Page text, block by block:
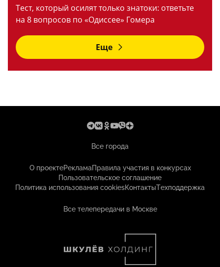
Тест, который осилят только знатоки: ответьте
на 8 вопросов по «Одиссее» Гомера
Еще
Все города
О проектеРекламаПравила участия в конкурсах
Пользовательское соглашение
Политика использования cookiesКонтактыТехподдержка
Все телепередачи в Москве